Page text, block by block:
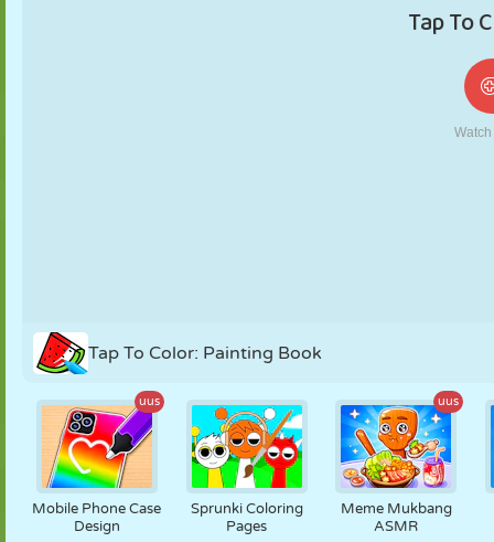
ROBOT
TRULL
Tap To Color: Painting Book
uus
Mobile Phone Case
Design
Sprunki Coloring
Pages
uus
Meme Mukbang
ASMR